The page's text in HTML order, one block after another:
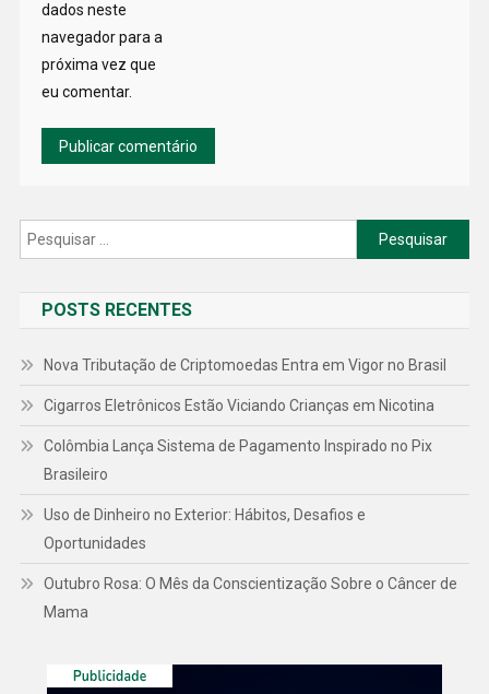
dados neste
navegador para a
próxima vez que
eu comentar.
Pesquisar
por:
POSTS RECENTES
Nova Tributação de Criptomoedas Entra em Vigor no Brasil
Cigarros Eletrônicos Estão Viciando Crianças em Nicotina
Colômbia Lança Sistema de Pagamento Inspirado no Pix
Brasileiro
Uso de Dinheiro no Exterior: Hábitos, Desafios e
Oportunidades
Outubro Rosa: O Mês da Conscientização Sobre o Câncer de
Mama